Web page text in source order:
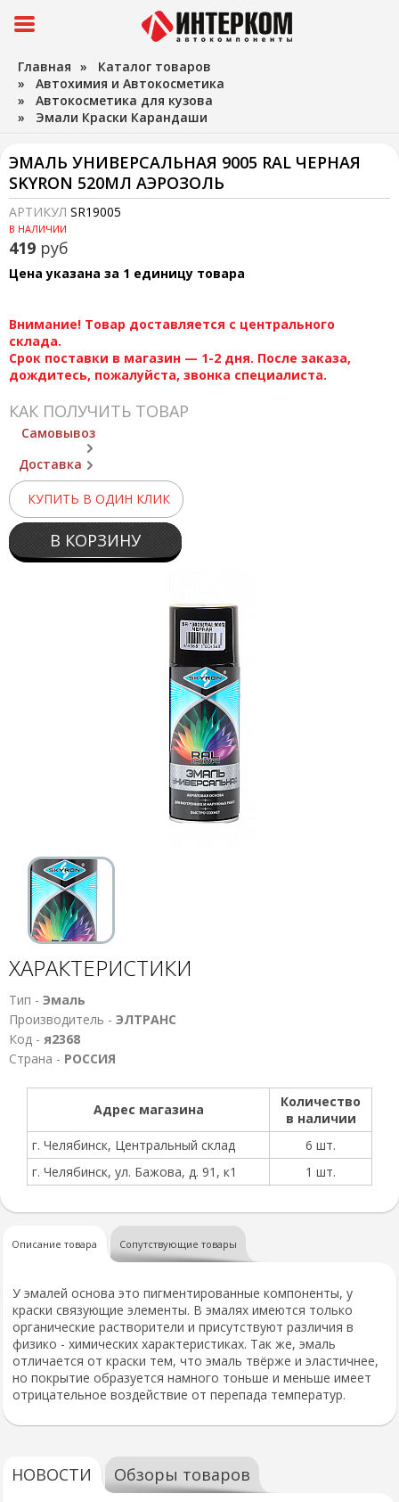
Главная » Каталог товаров
» Автохимия и Автокосметика
» Автокосметика для кузова
» Эмали Краски Карандаши
ЭМАЛЬ УНИВЕРСАЛЬНАЯ 9005 RAL ЧЕРНАЯ
SKYRON 520МЛ АЭРОЗОЛЬ
АРТИКУЛ SR19005
В НАЛИЧИИ
419 руб
Цена указана за 1 единицу товара
Внимание! Товар доставляется с центрального
склада.
Срок поставки в магазин — 1-2 дня. После заказа,
дождитесь, пожалуйста, звонка специалиста.
КАК ПОЛУЧИТЬ ТОВАР
Самовывоз
Доставка
КУПИТЬ В ОДИН КЛИК
В КОРЗИНУ
ХАРАКТЕРИСТИКИ
Тип - Эмаль
Производитель - ЭЛТРАНС
Код - я2368
Страна - РОССИЯ
Адрес магазина
Количество
в наличии
г. Челябинск, Центральный склад
6 шт.
г. Челябинск, ул. Бажова, д. 91, к1
1 шт.
Описание товара Сопутствующие товары
У эмалей основа это пигментированные компоненты, у
краски связующие элементы. В эмалях имеются только
органические растворители и присутствуют различия в
физико - химических характеристиках. Так же, эмаль
отличается от краски тем, что эмаль твёрже и эластичнее,
но покрытие образуется намного тоньше и меньше имеет
отрицательное воздействие от перепада температур.
НОВОСТИ Обзоры товаров